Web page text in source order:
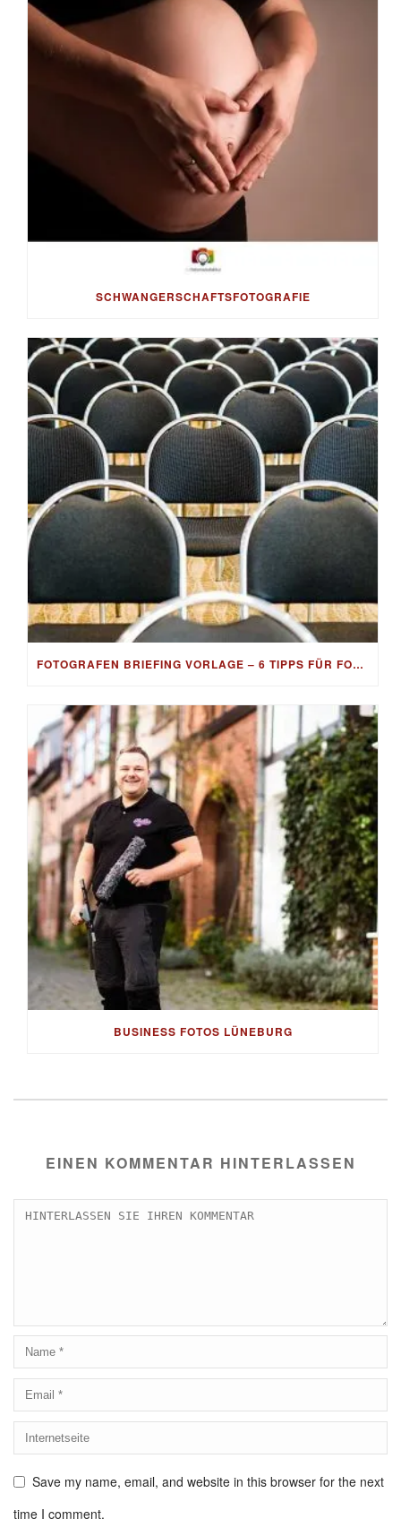
SCHWANGERSCHAFTSFOTOGRAFIE
FOTOGRAFEN BRIEFING VORLAGE – 6 TIPPS FÜR FOTOSHOOTINGS & AUFTRÄGE
BUSINESS FOTOS LÜNEBURG
EINEN KOMMENTAR HINTERLASSEN
Save my name, email, and website in this browser for the next
time I comment.